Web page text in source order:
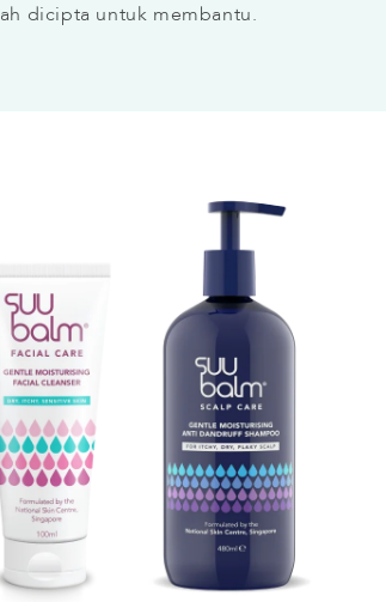
dicipta untuk membantu.